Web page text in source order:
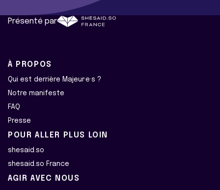
Présenté par
À PROPOS
Qui est derrière Majeur·e·s ?
Notre manifeste
FAQ
Presse
POUR ALLER PLUS LOIN
shesaid.so
shesaid.so France
AGIR AVEC NOUS